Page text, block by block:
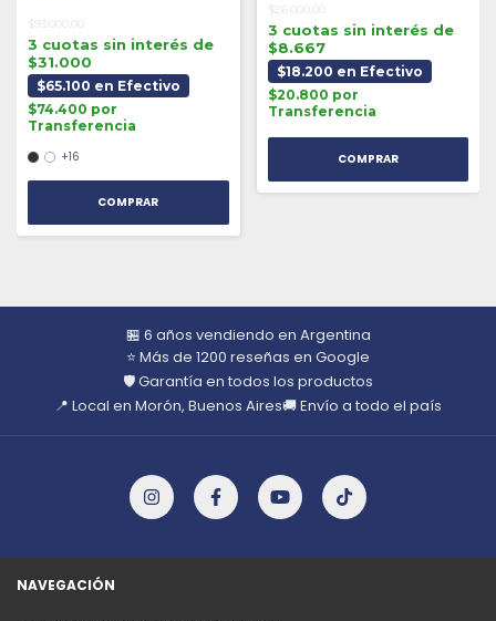
$93.000,00
3 cuotas sin interés de
$31.000
$65.100 en Efectivo
$74.400 por
Transferencia
+16
COMPRAR
$26.000,00
3 cuotas sin interés de
$8.667
$18.200 en Efectivo
$20.800 por
Transferencia
🏪 6 años vendiendo en Argentina
⭐ Más de 1200 reseñas en Google
🛡️ Garantía en todos los productos
📍 Local en Morón, Buenos Aires🚚 Envío a todo el país
NAVEGACIÓN